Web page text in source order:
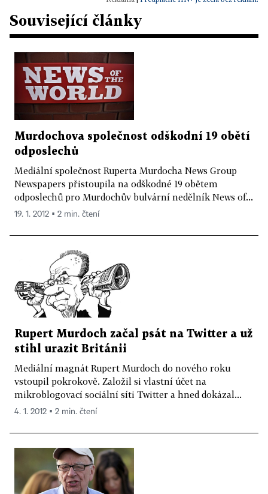
Související články
Murdochova společnost odškodní 19 obětí
odposlechů
Mediální společnost Ruperta Murdocha News Group
Newspapers přistoupila na odškodné 19 obětem
odposlechů pro Murdochův bulvární nedělník News of...
19. 1. 2012 ▪ 2 min. čtení
Rupert Murdoch začal psát na Twitter a už
stihl urazit Británii
Mediální magnát Rupert Murdoch do nového roku
vstoupil pokrokově. Založil si vlastní účet na
mikroblogovací sociální síti Twitter a hned dokázal...
4. 1. 2012 ▪ 2 min. čtení